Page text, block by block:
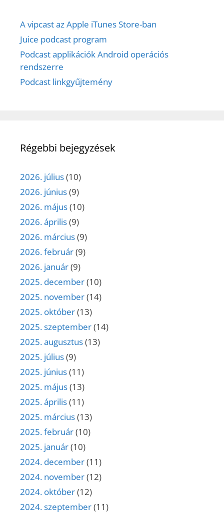
A vipcast az Apple iTunes Store-ban
Juice podcast program
Podcast applikációk Android operációs
rendszerre
Podcast linkgyűjtemény
Régebbi bejegyzések
2026. július(10)
2026. június(9)
2026. május(10)
2026. április(9)
2026. március(9)
2026. február(9)
2026. január(9)
2025. december(10)
2025. november(14)
2025. október(13)
2025. szeptember(14)
2025. augusztus(13)
2025. július(9)
2025. június(11)
2025. május(13)
2025. április(11)
2025. március(13)
2025. február(10)
2025. január(10)
2024. december(11)
2024. november(12)
2024. október(12)
2024. szeptember(11)